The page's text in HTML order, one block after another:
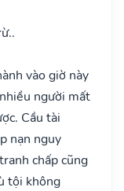
vào giờ này
người mất
Cầu tài
nạn nguy
chấp cũng
tội không